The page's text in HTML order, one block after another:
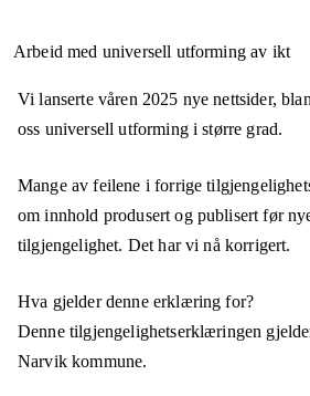
Arbeid med universell utforming av ikt
Vi lanserte våren 2025 nye nettsider,
oss universell utforming i større grad.
Mange av feilene i forrige
om innhold produsert og publisert før
tilgjengelighet. Det har vi nå korrigert.
Hva gjelder denne erklæring for?
Denne tilgjengelighetserklæringen
Narvik kommune.